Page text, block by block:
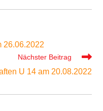
26.06.2022
Nächster Beitrag
U 14 am 20.08.2022